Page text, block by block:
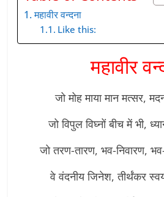
महावीर वन्दना
Like this:
महावीर
जो मोह माया मान मत्सर,
जो विपुल विघ्नों बीच में भी,
जो तरण-तारण, भव-निवारण,
वे वंदनीय जिनेश, तीर्थंकर